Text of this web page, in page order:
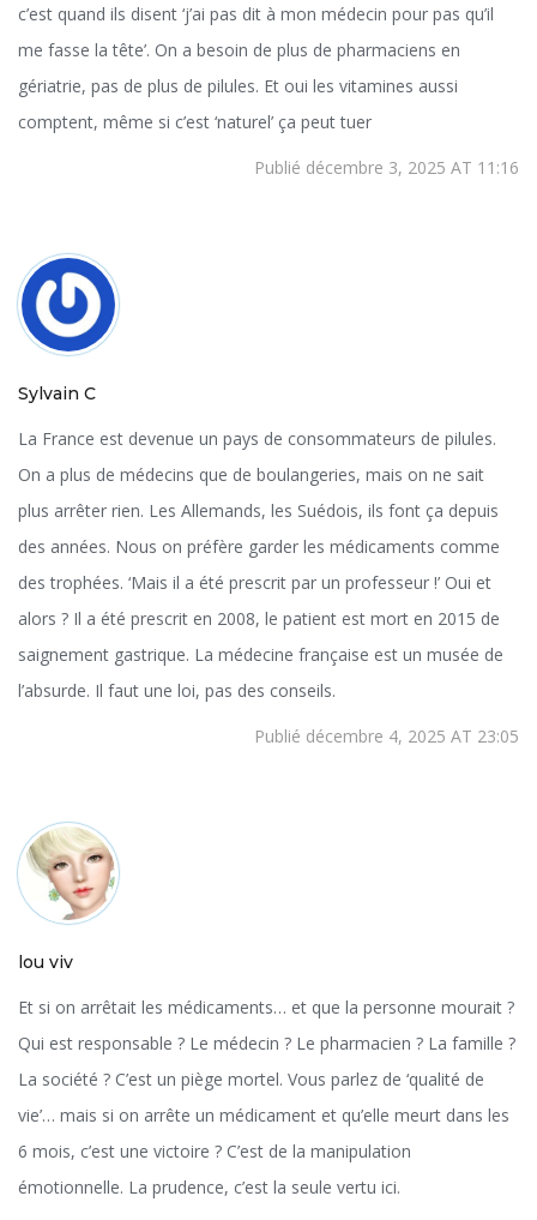
c’est quand ils disent ‘j’ai pas dit à mon médecin pour pas qu’il
me fasse la tête’. On a besoin de plus de pharmaciens en
gériatrie, pas de plus de pilules. Et oui les vitamines aussi
comptent, même si c’est ‘naturel’ ça peut tuer
Publié décembre 3, 2025 AT 11:16
Sylvain C
La France est devenue un pays de consommateurs de pilules.
On a plus de médecins que de boulangeries, mais on ne sait
plus arrêter rien. Les Allemands, les Suédois, ils font ça depuis
des années. Nous on préfère garder les médicaments comme
des trophées. ‘Mais il a été prescrit par un professeur !’ Oui et
alors ? Il a été prescrit en 2008, le patient est mort en 2015 de
saignement gastrique. La médecine française est un musée de
l’absurde. Il faut une loi, pas des conseils.
Publié décembre 4, 2025 AT 23:05
lou viv
Et si on arrêtait les médicaments… et que la personne mourait ?
Qui est responsable ? Le médecin ? Le pharmacien ? La famille ?
La société ? C’est un piège mortel. Vous parlez de ‘qualité de
vie’… mais si on arrête un médicament et qu’elle meurt dans les
6 mois, c’est une victoire ? C’est de la manipulation
émotionnelle. La prudence, c’est la seule vertu ici.